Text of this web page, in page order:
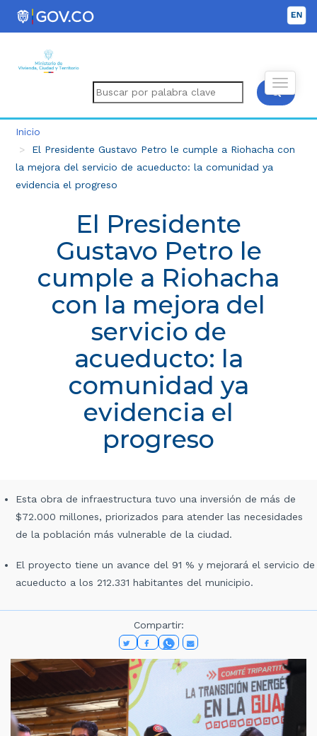
Inicio
El Presidente Gustavo Petro le cumple a Riohacha con
la mejora del servicio de acueducto: la comunidad ya
evidencia el progreso
El Presidente
Gustavo Petro le
cumple a Riohacha
con la mejora del
servicio de
acueducto: la
comunidad ya
evidencia el
progreso
Esta obra de infraestructura tuvo una inversión de más de
$72.000 millones, priorizados para atender las necesidades
de la población más vulnerable de la ciudad.
El proyecto tiene un avance del 91 % y mejorará el servicio de
acueducto a los 212.331 habitantes del municipio.
Compartir: